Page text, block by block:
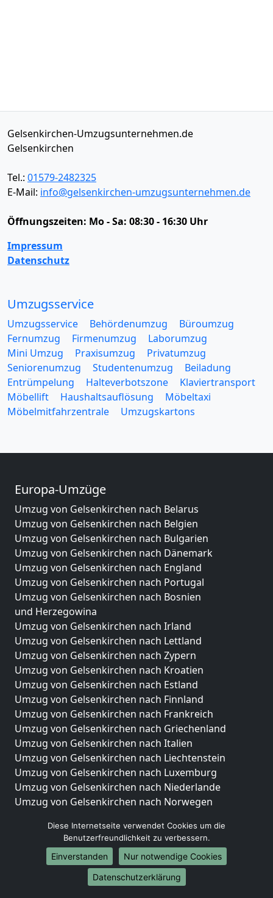
Gelsenkirchen-Umzugsunternehmen.de
Gelsenkirchen
Tel.: 01579-2482325
E-Mail: info@gelsenkirchen-umzugsunternehmen.de
Öffnungszeiten: Mo - Sa: 08:30 - 16:30 Uhr
Impressum
Datenschutz
Umzugsservice
Umzugsservice Behördenumzug
Büroumzug
Fernumzug
Firmenumzug
Laborumzug
Mini Umzug
Praxisumzug
Privatumzug
Seniorenumzug
Studentenumzug
Beiladung
Entrümpelung
Halteverbotszone
Klaviertransport
Möbellift
Haushaltsauflösung
Möbeltaxi
Möbelmitfahrzentrale
Umzugskartons
Europa-Umzüge
Umzug von Gelsenkirchen nach Belarus
Umzug von Gelsenkirchen nach Belgien
Umzug von Gelsenkirchen nach Bulgarien
Umzug von Gelsenkirchen nach Dänemark
Umzug von Gelsenkirchen nach England
Umzug von Gelsenkirchen nach Portugal
Umzug von Gelsenkirchen nach Bosnien
und Herzegowina
Umzug von Gelsenkirchen nach Irland
Umzug von Gelsenkirchen nach Lettland
Umzug von Gelsenkirchen nach Zypern
Umzug von Gelsenkirchen nach Kroatien
Umzug von Gelsenkirchen nach Estland
Umzug von Gelsenkirchen nach Finnland
Umzug von Gelsenkirchen nach Frankreich
Umzug von Gelsenkirchen nach Griechenland
Umzug von Gelsenkirchen nach Italien
Umzug von Gelsenkirchen nach Liechtenstein
Umzug von Gelsenkirchen nach Luxemburg
Umzug von Gelsenkirchen nach Niederlande
Umzug von Gelsenkirchen nach Norwegen
Umzüge-Deutschlandweit
Umzug von Gelsenkirchen nach Berlin
Umzug von Gelsenkirchen nach Hamburg
Umzug von Gelsenkirchen nach München
Umzug von Gelsenkirchen nach Köln
Diese Internetseite verwendet Cookies um die
Benutzerfreundlichkeit zu verbessern.
Einverstanden
Nur notwendige Cookies
Datenschutzerklärung